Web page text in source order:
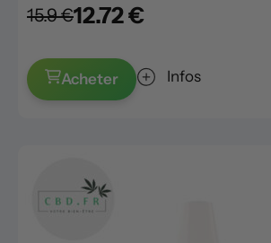
15.9 €12.72 €
Acheter Infos